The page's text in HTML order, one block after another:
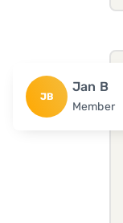
JB
Jan B
Member